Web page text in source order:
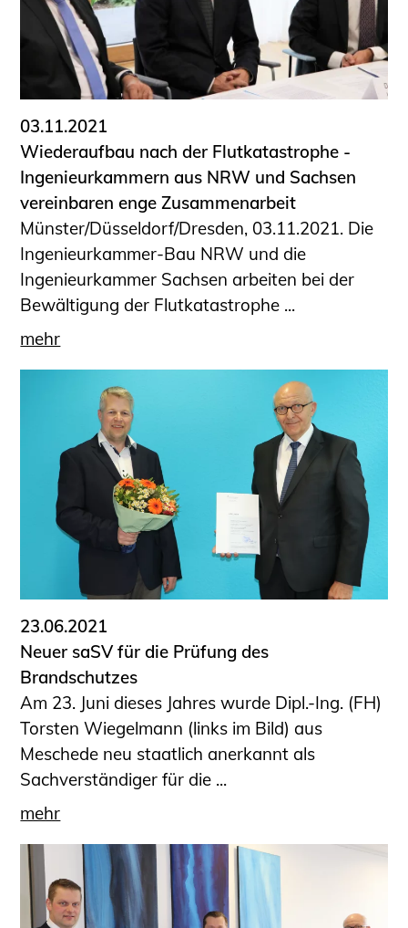
03.11.2021
Wiederaufbau nach der Flutkatastrophe -
Ingenieurkammern aus NRW und Sachsen
vereinbaren enge Zusammenarbeit
Münster/Düsseldorf/Dresden, 03.11.2021. Die
Ingenieurkammer-Bau NRW und die
Ingenieurkammer Sachsen arbeiten bei der
Bewältigung der Flutkatastrophe ...
mehr
23.06.2021
Neuer saSV für die Prüfung des
Brandschutzes
Am 23. Juni dieses Jahres wurde Dipl.-Ing. (FH)
Torsten Wiegelmann (links im Bild) aus
Meschede neu staatlich anerkannt als
Sachverständiger für die ...
mehr